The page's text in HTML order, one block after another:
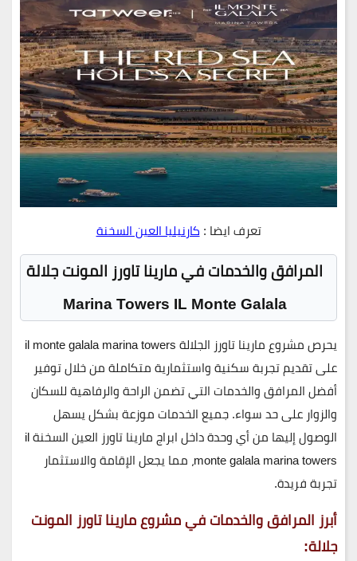
تعرف ايضا :كارنيليا العين السخنة
المرافق والخدمات في مارينا تاورز المونت جلالة
Marina Towers IL Monte Galala
يحرصمشروع مارينا تاورز الجلالة il monte galala marina towers
على تقديم تجربة سكنية واستثمارية متكاملة من خلال توفير
أفضل المرافق والخدماتالتي تضمن الراحة والرفاهية للسكان
والزوار على حد سواء. جميع الخدمات موزعة بشكل يسهل
الوصول إليها من أي وحدة داخل ابراج مارينا تاورز العين السخنة il
monte galala marina towers، مما يجعل الإقامة والاستثمار
تجربة فريدة.
أبرز المرافق والخدمات في مشروع مارينا تاورز المونت
جلالة: